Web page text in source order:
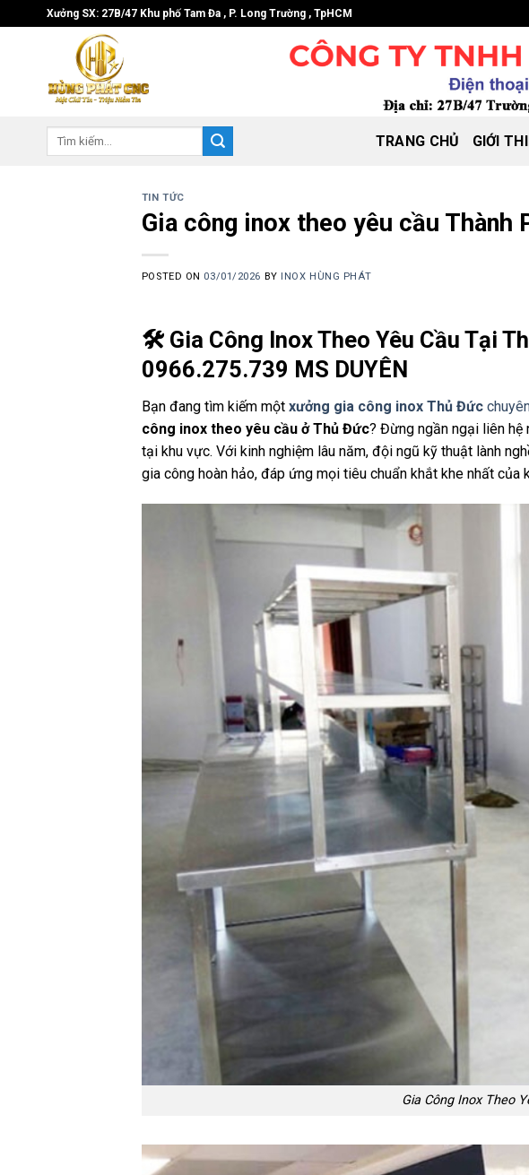
to
Xưởng SX: 27B/47 Khu phố Tam Đa , P. Long Trường , TpHCM
Tìm
TRANG CHỦ GIỚI
TIN TỨC
Gia công inox theo yêu cầu
POSTED ON 03/01/2026 BY INOX HÙNG PHÁT
🛠️ Gia Công Inox Theo Yêu Cầu Tại
0966.275.739 MS DUYÊN
Bạn đang tìm kiếm một xưởng gia công inox Thủ Đức
công inox theo yêu cầu ở Thủ Đức? Đừng ngần ngại liên
tại khu vực. Với kinh nghiệm lâu năm, đội ngũ kỹ thuật lành
gia công hoàn hảo, đáp ứng mọi tiêu chuẩn khắt khe nhất của
Gia Công Inox Theo